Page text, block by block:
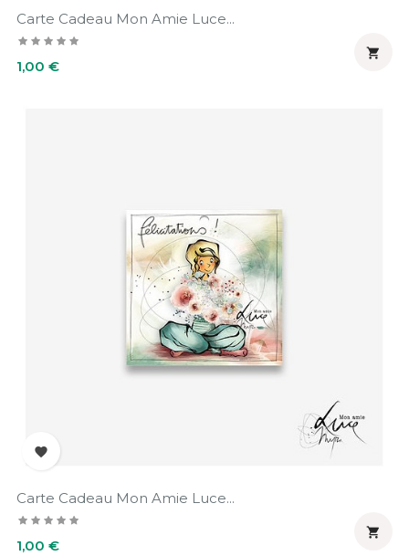
Carte Cadeau Mon Amie Luce...
Prix
1,00 €


Carte Cadeau Mon Amie Luce...
Prix
1,00 €
